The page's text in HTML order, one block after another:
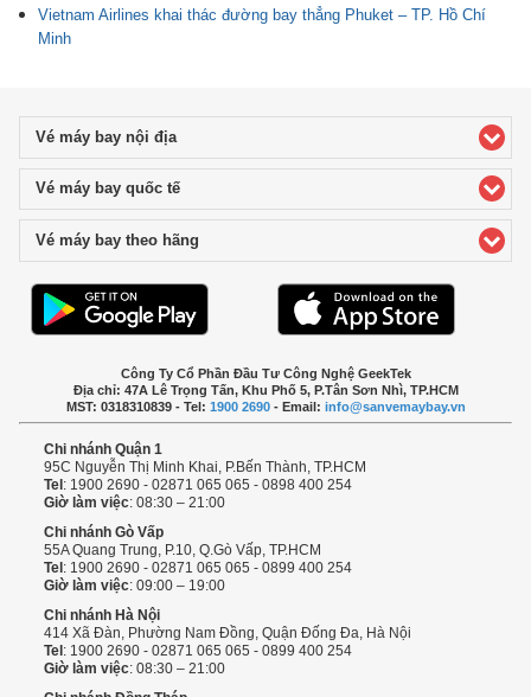
Vietnam Airlines khai thác đường bay thẳng Phuket – TP. Hồ Chí
Minh
Vé máy bay nội địaclick to expand contents
Vé máy bay quốc tếclick to expand contents
Vé máy bay theo hãng
Công Ty Cổ Phần Đầu Tư Công Nghệ GeekTek
Địa chỉ: 47A Lê Trọng Tấn, Khu Phố 5, P.Tân Sơn Nhì, TP.HCM
MST: 0318310839 - Tel: 1900 2690- Email: info@sanvemaybay.vn
Chi nhánh Quận 1
95C Nguyễn Thị Minh Khai, P.Bến Thành, TP.HCM
Tel : 1900 2690 - 02871 065 065 - 0898 400 254
Giờ làm việc: 08:30 – 21:00
Chi nhánh Gò Vấp
55A Quang Trung, P.10, Q.Gò Vấp, TP.HCM
Tel : 1900 2690 - 02871 065 065 - 0899 400 254
Giờ làm việc: 09:00 – 19:00
Chi nhánh Hà Nội
414 Xã Đàn, Phường Nam Đồng, Quận Đống Đa, Hà Nội
Tel : 1900 2690 - 02871 065 065 - 0899 400 254
Giờ làm việc: 08:30 – 21:00